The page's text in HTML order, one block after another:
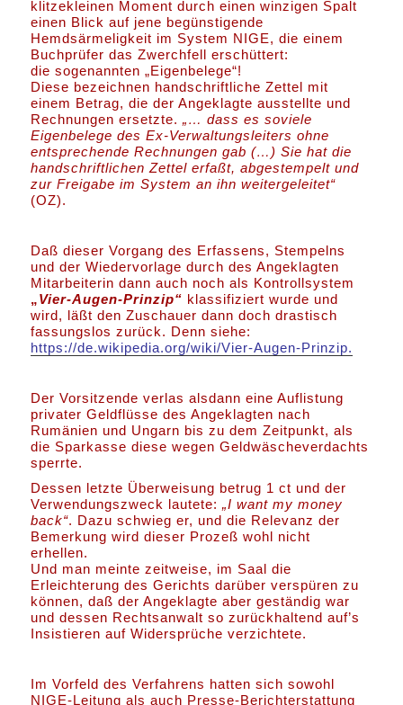
klitzekleinen Moment durch einen winzigen Spalt
einen Blick auf jene begünstigende
Hemdsärmeligkeit im System NIGE, die einem
Buchprüfer das Zwerchfell erschüttert:
die sogenannten „Eigenbelege“!
Diese bezeichnen handschriftliche Zettel mit
einem Betrag, die der Angeklagte ausstellte und
Rechnungen ersetzte.„… dass es soviele
Eigenbelege des Ex-Verwaltungsleiters ohne
entsprechende Rechnungen gab (…) Sie hat die
handschriftlichen Zettel erfaßt, abgestempelt und
zur Freigabe im System an ihn weitergeleitet“
(OZ).
Daß dieser Vorgang des Erfassens, Stempelns
und der Wiedervorlage durch des Angeklagten
Mitarbeiterin dann auch noch als Kontrollsystem
„Vier-Augen-Prinzip“ klassifiziert wurde und
wird, läßt den Zuschauer dann doch drastisch
fassungslos zurück. Denn siehe:
https://de.wikipedia.org/wiki/Vier-Augen-Prinzip.
Der Vorsitzende verlas alsdann eine Auflistung
privater Geldflüsse des Angeklagten nach
Rumänien und Ungarn bis zu dem Zeitpunkt, als
die Sparkasse diese wegen Geldwäscheverdachts
sperrte.
Dessen letzte Überweisung betrug 1 ct und der
Verwendungszweck lautete:„I want my money
back“. Dazu schwieg er, und die Relevanz der
Bemerkung wird dieser Prozeß wohl nicht
erhellen.
Und man meinte zeitweise, im Saal die
Erleichterung des Gerichts darüber verspüren zu
können, daß der Angeklagte aber geständig war
und dessen Rechtsanwalt so zurückhaltend auf’s
Insistieren auf Widersprüche verzichtete.
Im Vorfeld des Verfahrens hatten sich sowohl
NIGE-Leitung als auch Presse-Berichterstattung